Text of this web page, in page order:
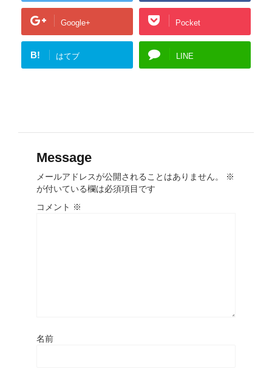
Google+ Pocket
B! はてブ LINE
Message
メールアドレスが公開されることはありません。
※
が付いている欄は必須項目です
コメント ※
名前